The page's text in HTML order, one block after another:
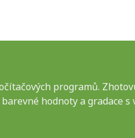
programů.
hodnoty a gradace s